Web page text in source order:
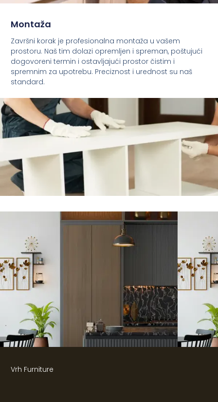
Montaža
Završni korak je profesionalna montaža u vašem
prostoru. Naš tim dolazi opremljen i spreman, poštujući
dogovoreni termin i ostavljajući prostor čistim i
spremnim za upotrebu. Preciznost i urednost su naš
standard.
.
Vrh Furniture